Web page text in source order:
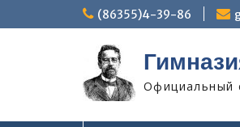
to
(86355)4-39-86
Официальный